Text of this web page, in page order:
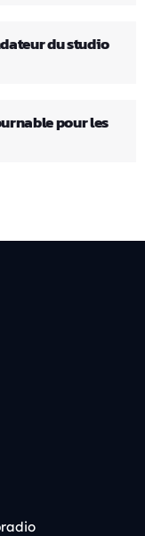
du studio
pour les